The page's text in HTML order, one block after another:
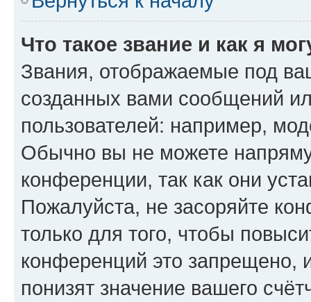
Что такое звание и как я
Звания, отображаемые под
созданных вами сообщений
пользователей: например,
Обычно вы не можете
конференции, так как они
Пожалуйста, не засоряйте
только для того, чтобы
конференций это запрещено,
понизят значение вашего